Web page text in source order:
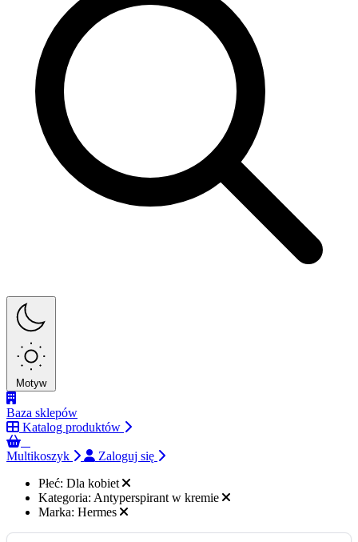
Motyw
Baza sklepów
Katalog produktów
Multikoszyk
Zaloguj się
Płeć: Dla kobiet
Kategoria: Antyperspirant w kremie
Marka: Hermes